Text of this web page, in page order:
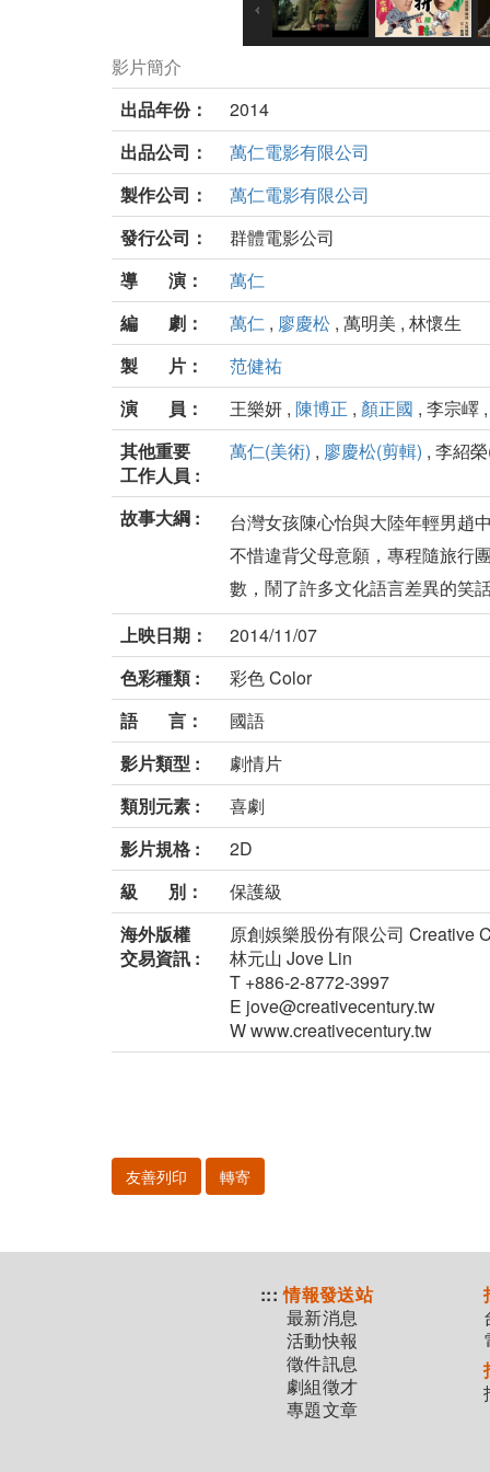
影片簡介
出品年份：
2014
出品公司：
萬仁電影有限公司
製作公司：
萬仁電影有限公司
發行公司：
群體電影公司
導 演：
萬仁
編 劇：
萬仁 , 廖慶松 , 萬明美 , 林懷生
製 片：
范健祐
演 員：
王樂妍 , 陳博正 , 顏正國 , 李宗嶧
其他重要
工作人員 :
萬仁(美術) , 廖慶松(剪輯) , 李紹
故事大綱 :
台灣女孩陳心怡與大陸年輕男趙
不惜違背父母意願，專程隨旅行
數，鬧了許多文化語言差異的笑
上映日期：
2014/11/07
色彩種類 :
彩色 Color
語 言：
國語
影片類型 :
劇情片
類別元素 :
喜劇
影片規格 :
2D
級 別：
保護級
海外版權
交易資訊 :
原創娛樂股份有限公司 Creative
林元山 Jove Lin
T +886-2-8772-3997
E jove@creativecentury.tw
W www.creativecentury.tw
友善列印 轉寄
::: 情報發送站
最新消息
活動快報
徵件訊息
劇組徵才
專題文章